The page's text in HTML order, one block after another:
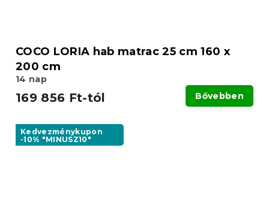
COCO LORIA hab matrac 25 cm 160 x
200 cm
14 nap
169 856 Ft-tól Bővebben
Kedvezménykupon
-10% "MINUSZ10"